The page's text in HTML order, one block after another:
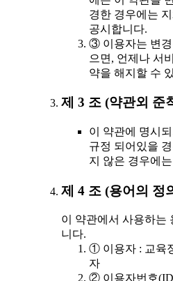
경한 경우에는
공시합니다.
③ 이용자는 변경
으면, 언제나 서
약을 해지할 수
제 3 조 (약관외 준
이 약관에 명시
규정 되어있을
지 않은 경우에
제 4 조 (용어의 정
이 약관에서 사용하는
니다.
① 이용자 : 교육
자
② 이용자번호